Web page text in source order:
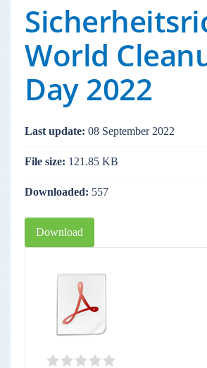
World
Day 2022
Last update: 08 September 2022
File size: 121.85 KB
Downloaded: 557
Download